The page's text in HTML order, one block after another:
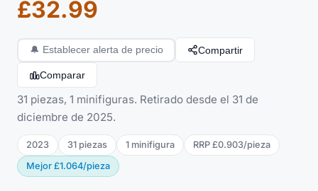
£32.99
🔔 Establecer alerta de precio Compartir
Comparar
31 piezas, 1 minifiguras. Retirado desde el 31 de
diciembre de 2025.
2023 31 piezas 1 minifigura RRP £0.903/pieza
Mejor £1.064/pieza